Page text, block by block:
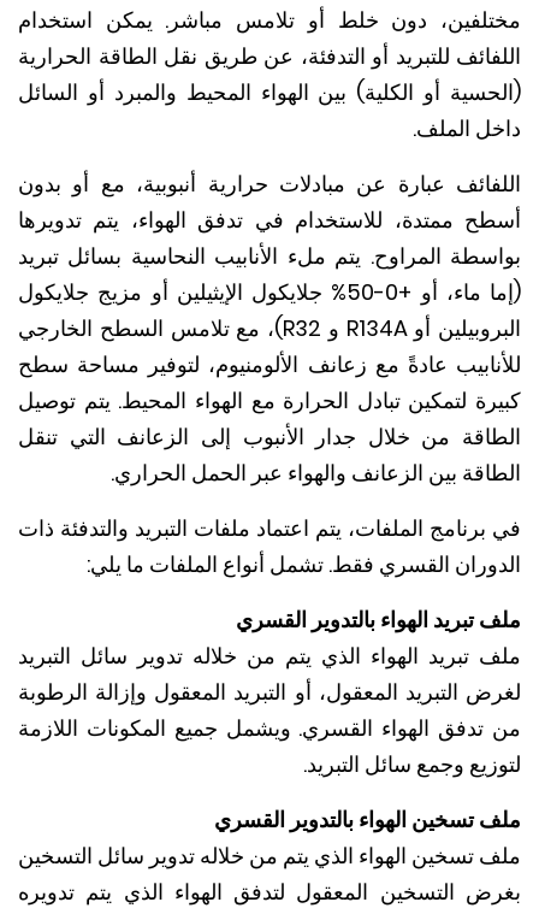
دون خلط أو تلامس مباشر. يمكن استخدام
للتبريد أو التدفئة، عن طريق نقل الطاقة الحرارية
أو الكلية) بين الهواء المحيط والمبرد أو السائل
الملف.
عبارة عن مبادلات حرارية أنبوبية، مع أو بدون
ممتدة، للاستخدام في تدفق الهواء، يتم تدويرها
المراوح. يتم ملء الأنابيب النحاسية بسائل تبريد
(إما ماء، أو +0-50% جلايكول الإيثيلين أو مزيج جلايكول
البروبيلين أو R134A و R32)، مع تلامس السطح الخارجي
عادةً مع زعانف الألومنيوم، لتوفير مساحة سطح
لتمكين تبادل الحرارة مع الهواء المحيط. يتم توصيل
من خلال جدار الأنبوب إلى الزعانف التي تنقل
بين الزعانف والهواء عبر الحمل الحراري.
الملفات، يتم اعتماد ملفات التبريد والتدفئة ذات
القسري فقط. تشمل أنواع الملفات ما يلي:
الهواء بالتدوير القسري
تبريد الهواء الذي يتم من خلاله تدوير سائل التبريد
التبريد المعقول، أو التبريد المعقول وإزالة الرطوبة
الهواء القسري. ويشمل جميع المكونات اللازمة
وجمع سائل التبريد.
تسخين الهواء بالتدوير القسري
تسخين الهواء الذي يتم من خلاله تدوير سائل التسخين
التسخين المعقول لتدفق الهواء الذي يتم تدويره